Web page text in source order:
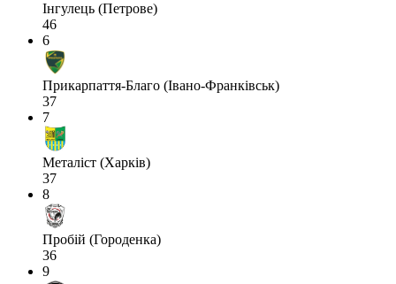
Інгулець (Петрове)
46
6
Прикарпаття-Благо (Івано-Франківськ)
37
7
Металіст (Харків)
37
8
Пробій (Городенка)
36
9